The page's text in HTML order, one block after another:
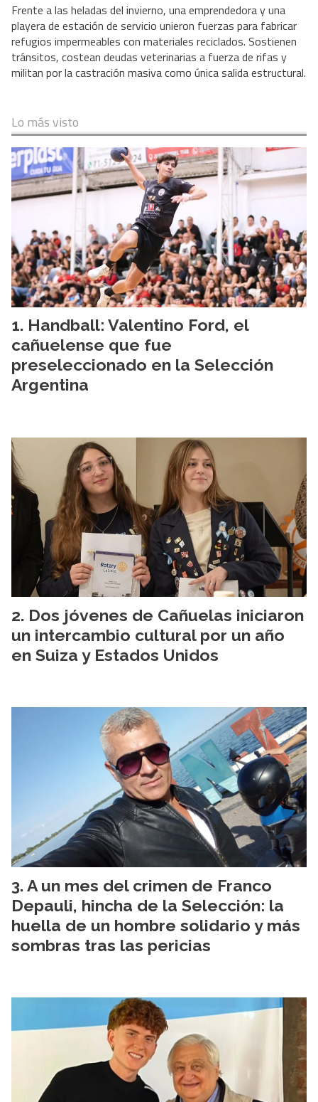
Frente a las heladas del invierno, una emprendedora y una
playera de estación de servicio unieron fuerzas para fabricar
refugios impermeables con materiales reciclados. Sostienen
tránsitos, costean deudas veterinarias a fuerza de rifas y
militan por la castración masiva como única salida estructural.
Lo más visto
Handball: Valentino Ford, el
cañuelense que fue
preseleccionado en la Selección
Argentina
Dos jóvenes de Cañuelas iniciaron
un intercambio cultural por un año
en Suiza y Estados Unidos
A un mes del crimen de Franco
Depauli, hincha de la Selección: la
huella de un hombre solidario y más
sombras tras las pericias